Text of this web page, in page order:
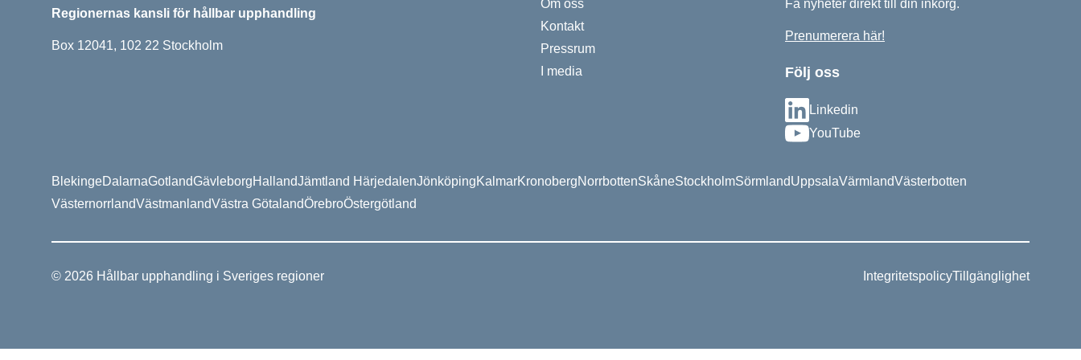
Regionernas kansli för hållbar upphandling
Box 12041, 102 22 Stockholm
Om oss
Kontakt
Pressrum
I media
Få nyheter direkt till din inkorg.
Prenumerera här!
Följ oss
Linkedin
YouTube
BlekingeDalarnaGotlandGävleborgHallandJämtland HärjedalenJönköpingKalmarKronobergNorrbottenSkåneStockholmSörmlandUppsalaVärmlandVästerbotten
VästernorrlandVästmanlandVästra GötalandÖrebroÖstergötland
© 2026 Hållbar upphandling i Sveriges regioner IntegritetspolicyTillgänglighet